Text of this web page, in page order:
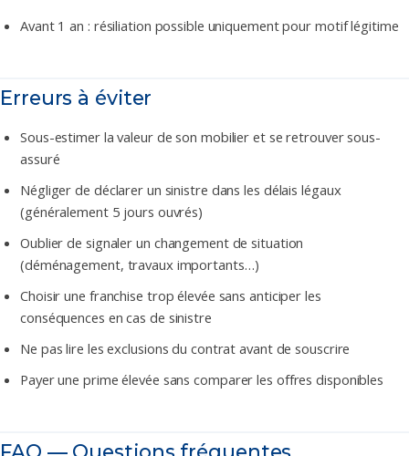
Avant 1 an : résiliation possible uniquement pour motif légitime
Erreurs à éviter
Sous-estimer la valeur de son mobilier et se retrouver sous-
assuré
Négliger de déclarer un sinistre dans les délais légaux
(généralement 5 jours ouvrés)
Oublier de signaler un changement de situation
(déménagement, travaux importants…)
Choisir une franchise trop élevée sans anticiper les
conséquences en cas de sinistre
Ne pas lire les exclusions du contrat avant de souscrire
Payer une prime élevée sans comparer les offres disponibles